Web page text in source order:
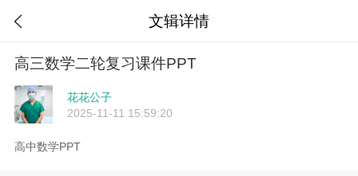
 文辑详情
高三数学二轮复习课件PPT
花花公子
2025-11-11 15:59:20
高中数学PPT